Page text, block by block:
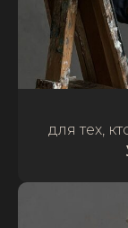
для тех,